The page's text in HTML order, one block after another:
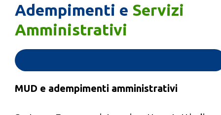
Adempimenti e Servizi
Amministrativi
MUD e adempimenti amministrativi